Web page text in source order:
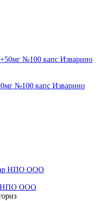
№100 капс Изварино
НПО ООО